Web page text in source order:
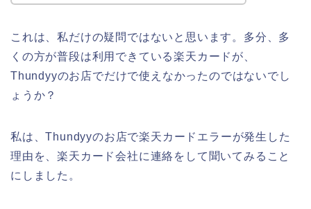
これは、私だけの疑問ではないと思います。多分、多
くの方が普段は利用できている楽天カードが、
Thundyyのお店でだけで使えなかったのではないでし
ょうか？
私は、Thundyyのお店で楽天カードエラーが発生した
理由を、楽天カード会社に連絡をして聞いてみること
にしました。